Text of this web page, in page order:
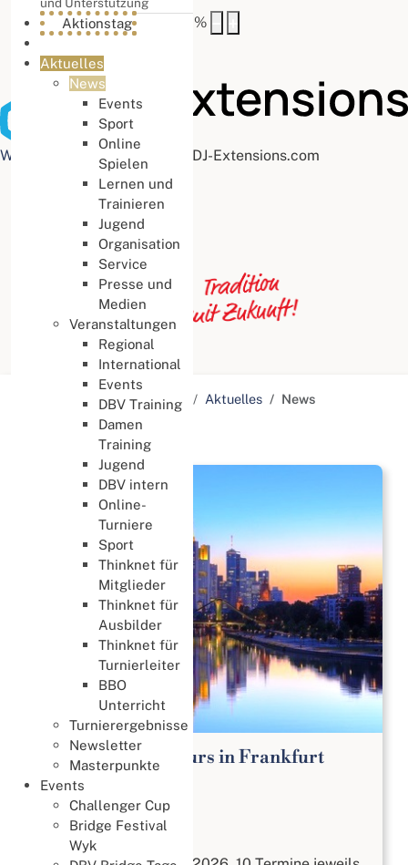
Buchstabenabstand
%
Web Accessibility plugin by DJ-Extensions.com
Aktionstag
Aktuelles
News
Events
Sport
Online
Spielen
Lernen und
Trainieren
Jugend
Organisation
Service
Presse und
Medien
Veranstaltungen
Regional
International
Events
DBV Training
Damen
Training
Jugend
DBV intern
Online-
Turniere
Sport
Thinknet für
Mitglieder
Thinknet für
Ausbilder
Thinknet für
Turnierleiter
BBO
Unterricht
Turnierergebnisse
Newsletter
Masterpunkte
Events
Challenger Cup
Bridge Festival
Wyk
Aktuelle Seite: Startseite Aktuelles News
Bridge Anfängerkurs in Frankfurt
Lernen & Trainieren
02. August 2026
Bridge kennenlernen